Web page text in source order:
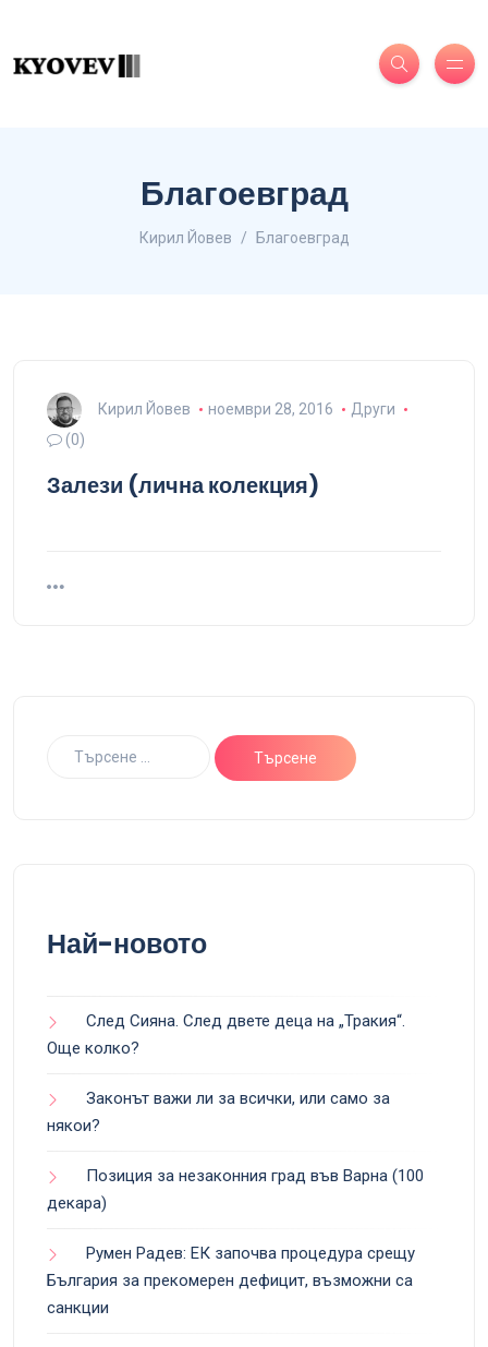
Благоевград
Кирил Йовев Благоевград
Кирил Йовев ноември 28, 2016
Други
(0)
Залези (лична колекция)
Най-новото
След Сияна. След двете деца на „Тракия“.
Още колко?
Законът важи ли за всички, или само за
някои?
Позиция за незаконния град във Варна (100
декара)
Румен Радев: ЕК започва процедура срещу
България за прекомерен дефицит, възможни са
санкции